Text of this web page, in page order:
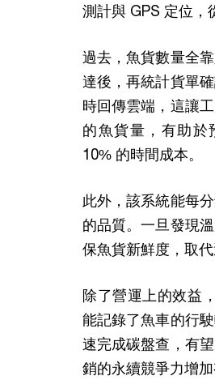
測計與 GPS 定位，
過去，魚貨數量全
達後，再統計貨單
時回傳雲端，這讓
的魚貨量，有助於
10% 的時間成本。
此外，該系統能每
的品質。一旦發現
保魚貨新鮮度，取
除了營運上的效益
能記錄了魚車的行
速完成碳盤查，有
銷的永續競爭力增加